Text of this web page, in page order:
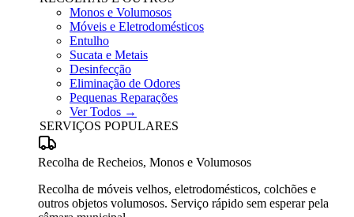
Monos e Volumosos
Móveis e Eletrodomésticos
Entulho
Sucata e Metais
Desinfecção
Eliminação de Odores
Pequenas Reparações
Ver Todos →
SERVIÇOS POPULARES
Recolha de Recheios, Monos e Volumosos
Recolha de móveis velhos, eletrodomésticos, colchões e
outros objetos volumosos. Serviço rápido sem esperar pela